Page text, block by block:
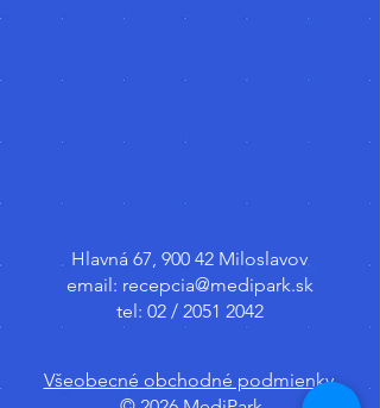
Hlavná 67, 900 42 Miloslavov
email: recepcia@medipark.sk
tel: 02 / 2051 2042
Všeobecné obchodné podmienky.